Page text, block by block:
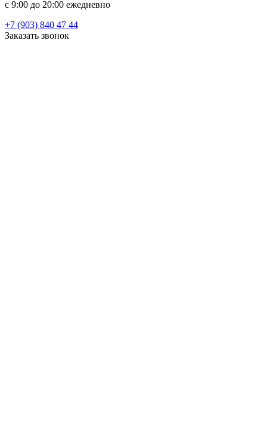
c 9:00 до 20:00 ежедневно
+7 (903) 840 47 44
Заказать звонок